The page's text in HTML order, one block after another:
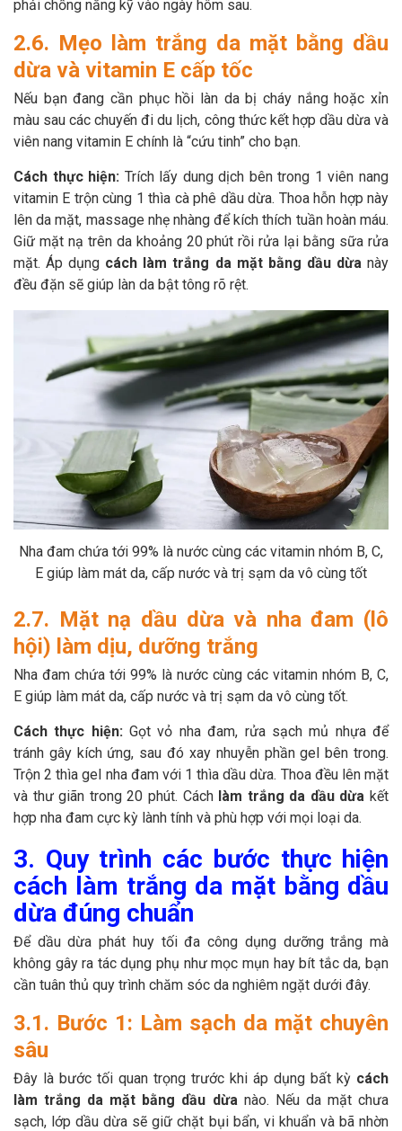
phải chống nắng kỹ vào ngày hôm sau.
2.6. Mẹo làm trắng da mặt bằng dầu
dừa và vitamin E cấp tốc
Nếu bạn đang cần phục hồi làn da bị cháy nắng hoặc xỉn
màu sau các chuyến đi du lịch, công thức kết hợp dầu dừa và
viên nang vitamin E chính là “cứu tinh” cho bạn.
Cách thực hiện: Trích lấy dung dịch bên trong 1 viên nang
vitamin E trộn cùng 1 thìa cà phê dầu dừa. Thoa hỗn hợp này
lên da mặt, massage nhẹ nhàng để kích thích tuần hoàn máu.
Giữ mặt nạ trên da khoảng 20 phút rồi rửa lại bằng sữa rửa
mặt. Áp dụng cách làm trắng da mặt bằng dầu dừa này
đều đặn sẽ giúp làn da bật tông rõ rệt.
Nha đam chứa tới 99% là nước cùng các vitamin nhóm B, C,
E giúp làm mát da, cấp nước và trị sạm da vô cùng tốt
2.7. Mặt nạ dầu dừa và nha đam (lô
hội) làm dịu, dưỡng trắng
Nha đam chứa tới 99% là nước cùng các vitamin nhóm B, C,
E giúp làm mát da, cấp nước và trị sạm da vô cùng tốt.
Cách thực hiện:Gọt vỏ nha đam, rửa sạch mủ nhựa để
tránh gây kích ứng, sau đó xay nhuyễn phần gel bên trong.
Trộn 2 thìa gel nha đam với 1 thìa dầu dừa. Thoa đều lên mặt
và thư giãn trong 20 phút. Cáchlàm trắng da dầu dừa kết
hợp nha đam cực kỳ lành tính và phù hợp với mọi loại da.
3. Quy trình các bước thực hiện
cách làm trắng da mặt bằng dầu
dừa đúng chuẩn
Để dầu dừa phát huy tối đa công dụng dưỡng trắng mà
không gây ra tác dụng phụ như mọc mụn hay bít tắc da, bạn
cần tuân thủ quy trình chăm sóc da nghiêm ngặt dưới đây.
3.1. Bước 1: Làm sạch da mặt chuyên
sâu
Đây là bước tối quan trọng trước khi áp dụng bất kỳ cách
làm trắng da mặt bằng dầu dừanào. Nếu da mặt chưa
sạch, lớp dầu dừa sẽ giữ chặt bụi bẩn, vi khuẩn và bã nhờn